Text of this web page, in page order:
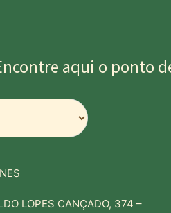
aqui o ponto
LOPES CANÇADO, 374 –